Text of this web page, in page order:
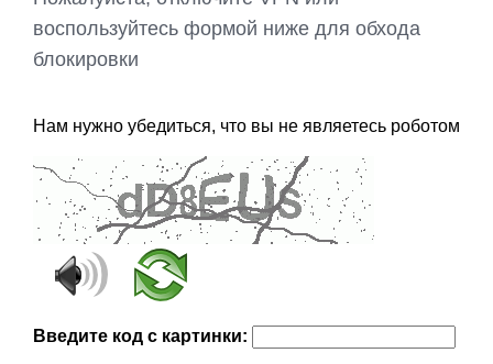
воспользуйтесь формой ниже для обхода
блокировки
Нам нужно убедиться, что вы не являетесь роботом
Введите код с картинки: